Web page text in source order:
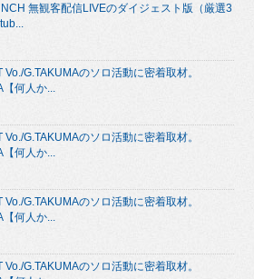
無観客配信LIVEのダイジェスト版（厳選3
Vo./G.TAKUMAのソロ活動に密着取材。
何人か...
Vo./G.TAKUMAのソロ活動に密着取材。
何人か...
Vo./G.TAKUMAのソロ活動に密着取材。
何人か...
Vo./G.TAKUMAのソロ活動に密着取材。